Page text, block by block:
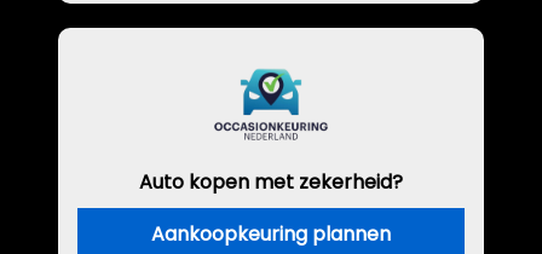
Auto kopen met zekerheid?
Aankoopkeuring plannen